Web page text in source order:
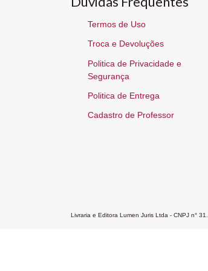
Termos de Uso
Troca e Devoluções
Politica de Privacidade e
Segurança
Politica de Entrega
Cadastro de Professor
Livraria e Editora Lumen Juris Ltda - CNPJ n°